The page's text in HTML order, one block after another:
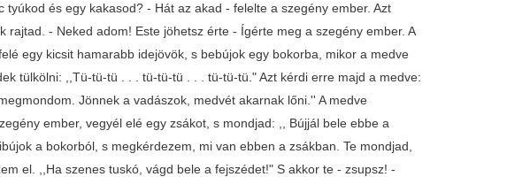
és egy kakasod? - Hát az akad - felelte a szegény ember. Azt
- Neked adom! Este jöhetsz érte - Ígérte meg a szegény ember. A
egy kicsit hamarabb idejövök, s bebújok egy bokorba, mikor a medve
tülkölni: ,,Tü-tü-tü . . . tü-tü-tü . . . tü-tü-tü." Azt kérdi erre majd a medve:
Jönnek a vadászok, medvét akarnak lőni.'' A medve
ember, vegyél elé egy zsákot, s mondjad: ,, Bújjál bele ebbe a
a bokorból, s megkérdezem, mi van ebben a zsákban. Te mondjad,
el. ,,Ha szenes tuskó, vágd bele a fejszédet!" S akkor te - zsupsz! -